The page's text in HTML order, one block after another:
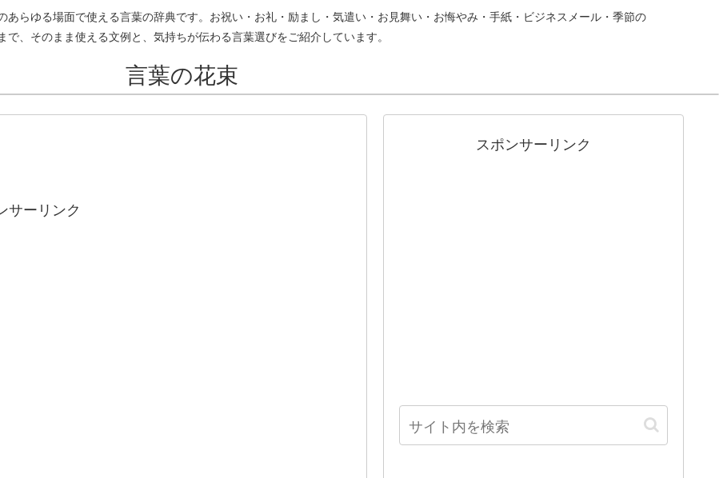
らゆる場面で使える言葉の辞典です。お祝い・お礼・励まし・気遣い・お見舞い・お悔やみ・手紙・ビジネスメール・季節の
で、そのまま使える文例と、気持ちが伝わる言葉選びをご紹介しています。
言葉の花束
サーリンク
スポンサーリンク